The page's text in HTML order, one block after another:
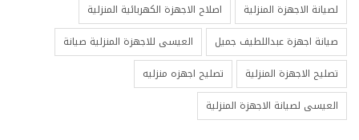
لصيانة الاجهزة المنزلية
اصلاح الاجهزة الكهربائية المنزلية
صيانة اجهزة عبداللطيف جميل
العيسى للاجهزة المنزلية صيانة
تصليح الاجهزة المنزلية
تصليح اجهزه منزليه
العيسى لصيانة الاجهزة المنزلية